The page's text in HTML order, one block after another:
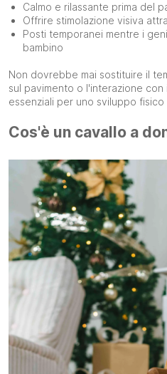
Calmo e rilassante prima del
Offrire stimolazione visiva
Posti temporanei mentre i
bambino
Non dovrebbe mai sostituire il
sul pavimento o l'interazione
essenziali per uno sviluppo fisico
Cos'è un cavallo a